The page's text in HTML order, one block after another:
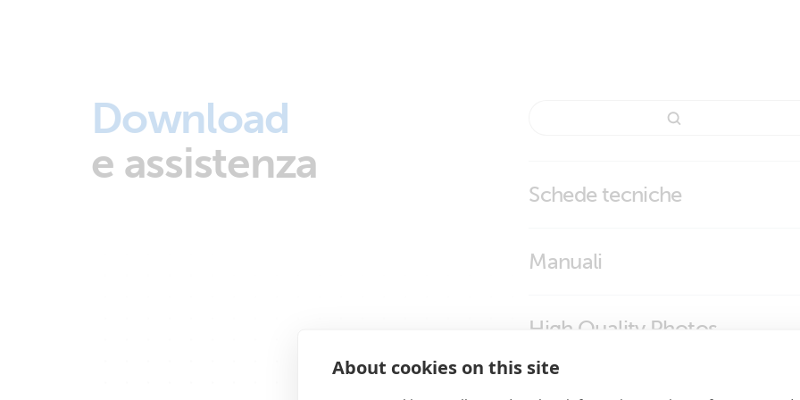
About cookies on this site
Download
e assistenza
Schede tecniche
Manuali
High Quality Photos